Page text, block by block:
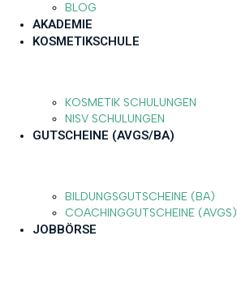
BLOG
AKADEMIE
KOSMETIKSCHULE
KOSMETIK SCHULUNGEN
NISV SCHULUNGEN
GUTSCHEINE (AVGS/BA)
BILDUNGSGUTSCHEINE (BA)
COACHINGGUTSCHEINE (AVGS)
JOBBÖRSE